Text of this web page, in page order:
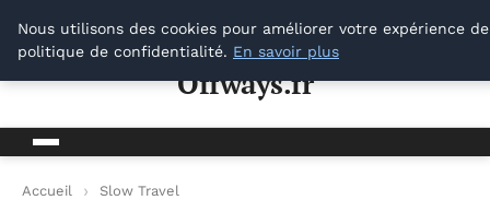
Offways.fr
Offways.fr
Accueil
Slow Travel
Nous utilisons des cookies pour améliorer votre expérience
politique de confidentialité. En savoir plus